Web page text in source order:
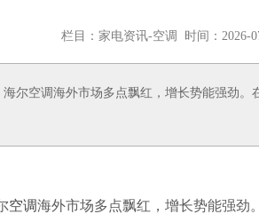
栏目：家电资讯-空调 时间：2026-
尔空调海外市场多点飘红，增长势能强劲
空调海外市场多点飘红，增长势能强劲